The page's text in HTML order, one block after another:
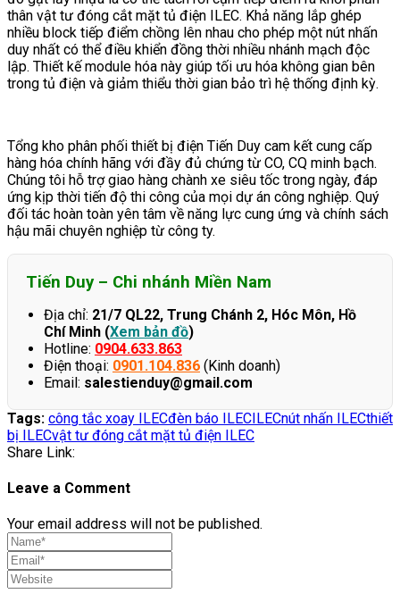
thân vật tư đóng cắt mặt tủ điện ILEC. Khả năng lắp ghép
nhiều block tiếp điểm chồng lên nhau cho phép một nút nhấn
duy nhất có thể điều khiển đồng thời nhiều nhánh mạch độc
lập. Thiết kế module hóa này giúp tối ưu hóa không gian bên
trong tủ điện và giảm thiểu thời gian bảo trì hệ thống định kỳ.
Tổng kho phân phối thiết bị điện Tiến Duy cam kết cung cấp
hàng hóa chính hãng với đầy đủ chứng từ CO, CQ minh bạch.
Chúng tôi hỗ trợ giao hàng chành xe siêu tốc trong ngày, đáp
ứng kịp thời tiến độ thi công của mọi dự án công nghiệp. Quý
đối tác hoàn toàn yên tâm về năng lực cung ứng và chính sách
hậu mãi chuyên nghiệp từ công ty.
Tiến Duy – Chi nhánh Miền Nam
Địa chỉ: 21/7 QL22, Trung Chánh 2, Hóc Môn, Hồ
Chí Minh (Xem bản đồ)
Hotline: 0904.633.863
Điện thoại: 0901.104.836 (Kinh doanh)
Email: salestienduy@gmail.com
Tags: công tắc xoay ILECđèn báo ILECILECnút nhấn ILECthiết
bị ILECvật tư đóng cắt mặt tủ điện ILEC
Share Link:
Leave a Comment
Your email address will not be published.